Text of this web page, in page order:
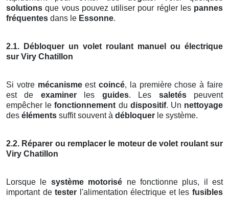
solutions que vous pouvez utiliser pour régler les pannes
fréquentes dans le Essonne.
2.1. Débloquer un volet roulant manuel ou électrique
sur Viry Chatillon
Si votre mécanismeestcoincé, la première chose à faire
est de examinerles guides. Les saletéspeuvent
empêcher lefonctionnement du dispositif. Un nettoyage
des éléments suffit souvent à débloquer le système.
2.2. Réparer ou remplacer le moteur de volet roulant sur
Viry Chatillon
Lorsque le système motorisé ne fonctionne plus, il est
important detester l'alimentation électrique et lesfusibles